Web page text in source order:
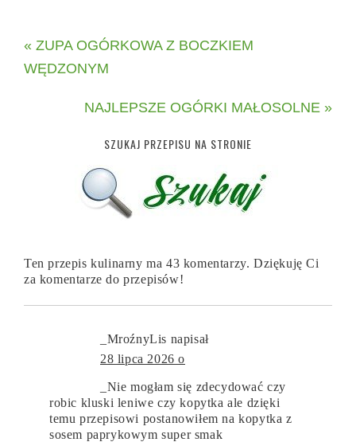
« ZUPA OGÓRKOWA Z BOCZKIEM
WĘDZONYM
NAJLEPSZE OGÓRKI MAŁOSOLNE »
SZUKAJ PRZEPISU NA STRONIE
Ten przepis kulinarny ma 43 komentarzy. Dziękuję Ci
za komentarze do przepisów!
_MroźnyLis napisał
28 lipca 2026 o
_Nie mogłam się zdecydować czy
robic kluski leniwe czy kopytka ale dzięki
temu przepisowi postanowiłem na kopytka z
sosem paprykowym super smak